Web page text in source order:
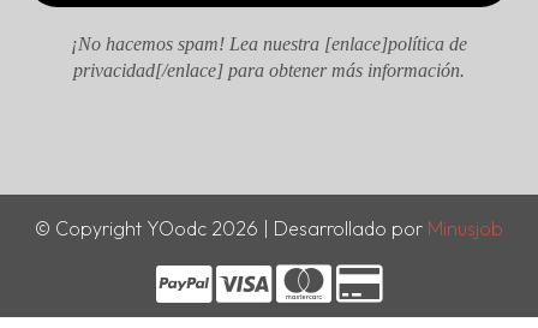
¡No hacemos spam! Lea nuestra [enlace]política de
privacidad[/enlace] para obtener más información.
© Copyright YOodc 2026 | Desarrollado por Minusjob